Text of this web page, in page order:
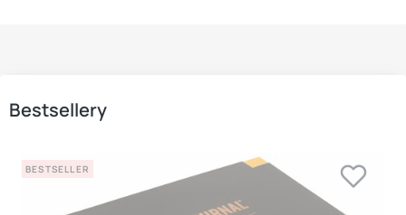
Bestsellery
BESTSELLER